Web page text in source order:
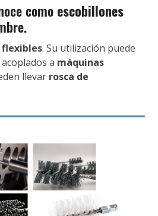
como escobillones
. Su utilización puede
a máquinas
llevar rosca de